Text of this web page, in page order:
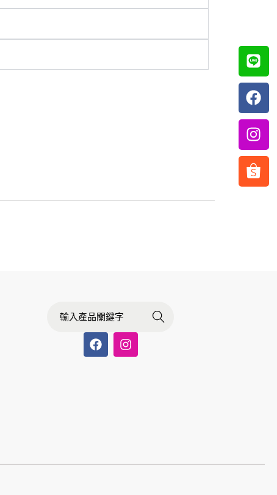
Searc